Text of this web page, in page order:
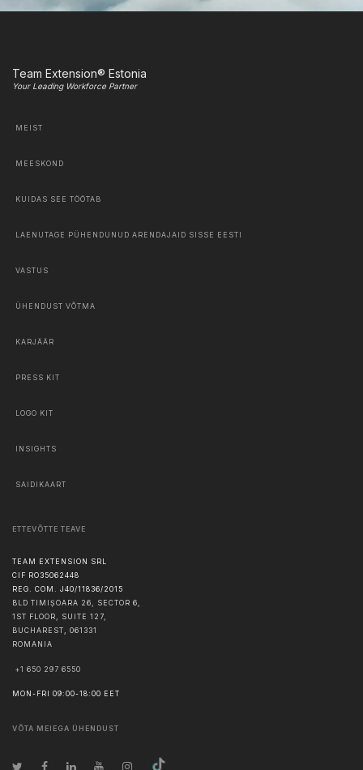
Team Extension® Estonia
Your Leading Workforce Partner
MEIST
MEESKOND
KUIDAS SEE TÖÖTAB
LAENUTAGE PÜHENDUNUD ARENDAJAID SISSE EESTI
VASTUS
ÜHENDUST VÕTMA
KARJÄÄR
PRESS KIT
LOGO KIT
INSIGHTS
SAIDIKAART
ETTEVÕTTE TEAVE
TEAM EXTENSION SRL
CIF RO35062448
REG. COM. J40/11836/2015
BLD TIMIȘOARA 26, SECTOR 6,
1ST FLOOR, SUITE 127,
BUCHAREST
061331
ROMANIA
+1 650 297 6550
MON-FRI 09:00-18:00 EET
VÕTA MEIEGA ÜHENDUST